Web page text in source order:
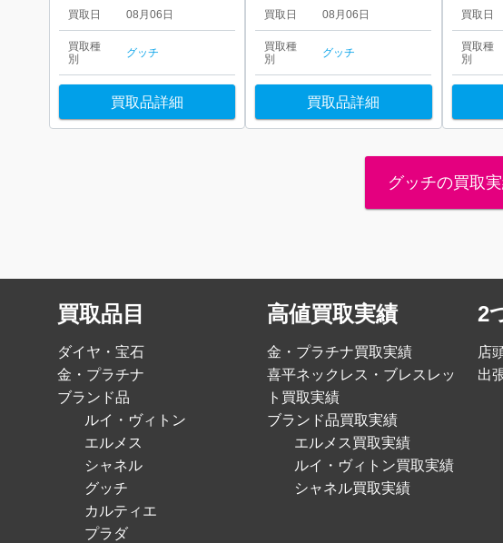
買取日 08月06日
買取種
別
グッチ
買取品詳細
買取日 08月06日
買取種
別
グッチ
買取品詳細
買取日
買取種
別
グッチの買取
買取品目
ダイヤ・宝石
金・プラチナ
ブランド品
ルイ・ヴィトン
エルメス
シャネル
グッチ
カルティエ
プラダ
高値買取実績
金・プラチナ買取実績
喜平ネックレス・ブレスレッ
ト買取実績
ブランド品買取実績
エルメス買取実績
ルイ・ヴィトン買取実績
シャネル買取実績
2
店
出